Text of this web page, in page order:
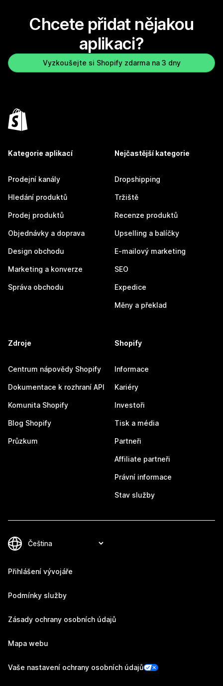
Chcete přidat nějakou
aplikaci?
Vyzkoušejte si Shopify zdarma na 3 dny
Kategorie aplikací
Prodejní kanály
Hledání produktů
Prodej produktů
Objednávky a doprava
Design obchodu
Marketing a konverze
Správa obchodu
Nejčastější kategorie
Dropshipping
Tržiště
Recenze produktů
Upselling a balíčky
E-mailový marketing
SEO
Expedice
Měny a překlad
Zdroje
Centrum nápovědy Shopify
Dokumentace k rozhraní API
Komunita Shopify
Blog Shopify
Průzkum
Shopify
Informace
Kariéry
Investoři
Tisk a média
Partneři
Affiliate partneři
Právní informace
Stav služby
Přihlášení vývojáře
Podmínky služby
Zásady ochrany osobních údajů
Mapa webu
Vaše nastavení ochrany osobních údajů